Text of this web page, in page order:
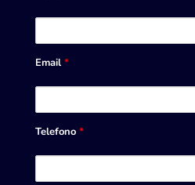
Email *
Telefono *